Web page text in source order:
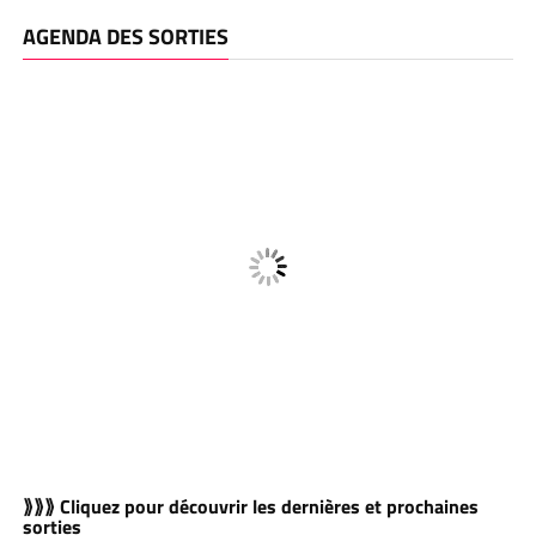
AGENDA DES SORTIES
⟫⟫⟫ Cliquez pour découvrir les dernières et prochaines
sorties